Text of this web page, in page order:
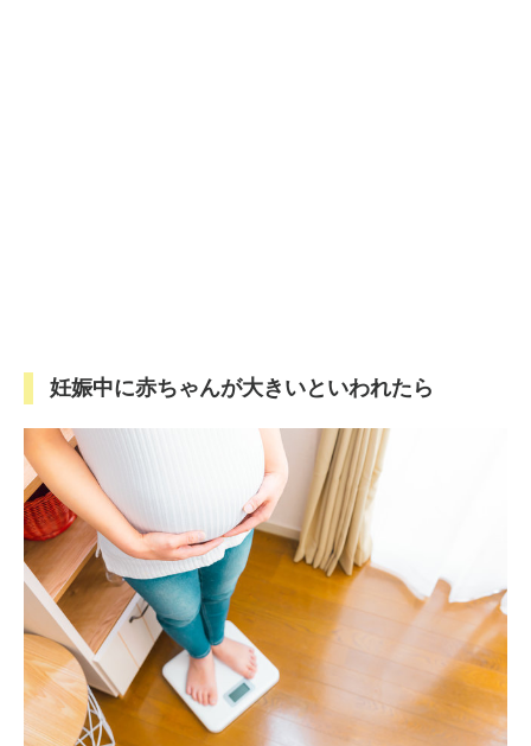
妊娠中に赤ちゃんが大きいといわれたら